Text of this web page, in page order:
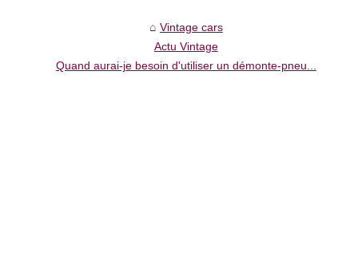
Vintage cars
Actu Vintage
Quand aurai-je besoin d'utiliser un démonte-pneu...